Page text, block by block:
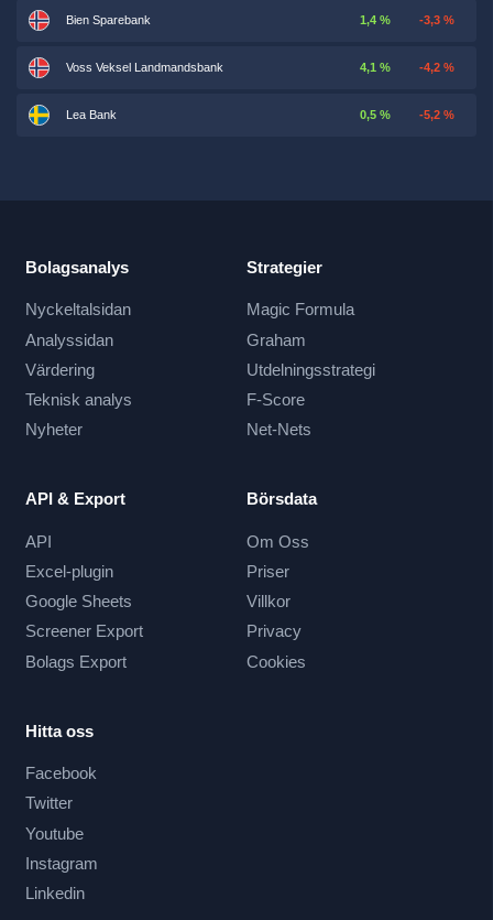
Bien Sparebank 1,4 % -3,3 %
Voss Veksel Landmandsbank 4,1 % -4,2 %
Lea Bank 0,5 % -5,2 %
Bolagsanalys
Nyckeltalsidan
Analyssidan
Värdering
Teknisk analys
Nyheter
Strategier
Magic Formula
Graham
Utdelningsstrategi
F-Score
Net-Nets
API & Export
API
Excel-plugin
Google Sheets
Screener Export
Bolags Export
Börsdata
Om Oss
Priser
Villkor
Privacy
Cookies
Hitta oss
Facebook
Twitter
Youtube
Instagram
Linkedin